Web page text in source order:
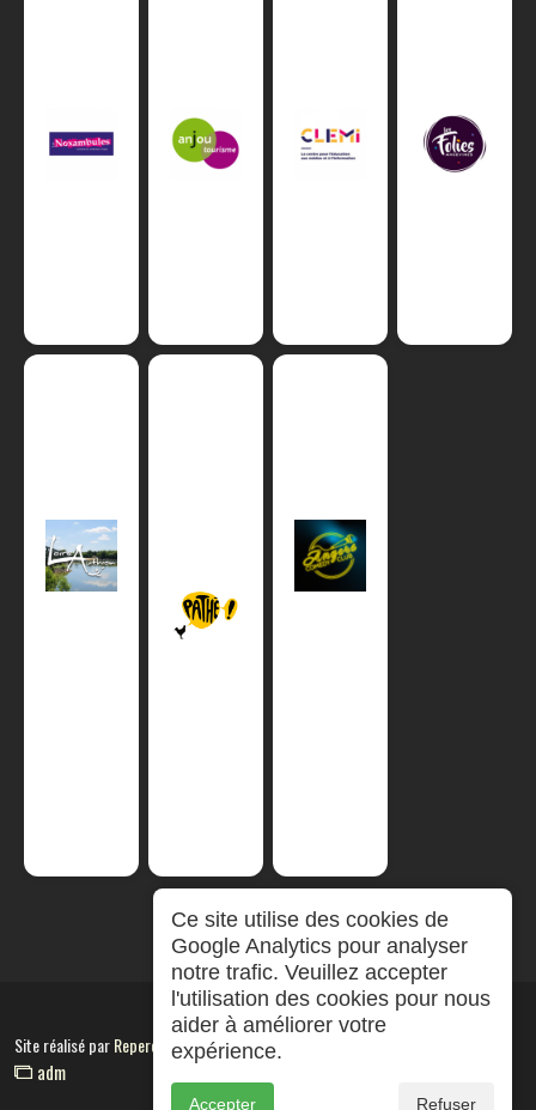
Site réalisé parRepereCom
adm
Ce site utilise des cookies de
Google Analytics pour analyser
notre trafic. Veuillez accepter
l'utilisation des cookies pour nous
aider à améliorer votre
expérience.
Accepter Refuser